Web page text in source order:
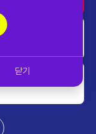
닫기